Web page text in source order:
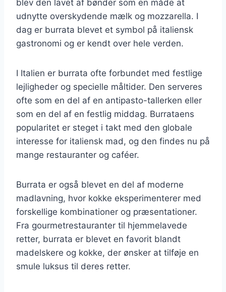
blev den lavet af bønder som en måde at
udnytte overskydende mælk og mozzarella. I
dag er burrata blevet et symbol på italiensk
gastronomi og er kendt over hele verden.
I Italien er burrata ofte forbundet med festlige
lejligheder og specielle måltider. Den serveres
ofte som en del af en antipasto-tallerken eller
som en del af en festlig middag. Burrataens
popularitet er steget i takt med den globale
interesse for italiensk mad, og den findes nu på
mange restauranter og caféer.
Burrata er også blevet en del af moderne
madlavning, hvor kokke eksperimenterer med
forskellige kombinationer og præsentationer.
Fra gourmetrestauranter til hjemmelavede
retter, burrata er blevet en favorit blandt
madelskere og kokke, der ønsker at tilføje en
smule luksus til deres retter.